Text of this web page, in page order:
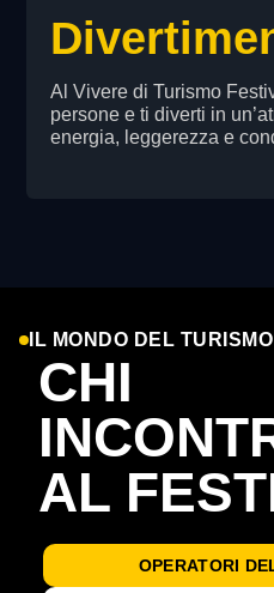
Al Vivere di Turismo
persone e ti diverti in
energia, leggerezza e
IL MONDO DEL TURISMO
CHI
AL
OPERATORI